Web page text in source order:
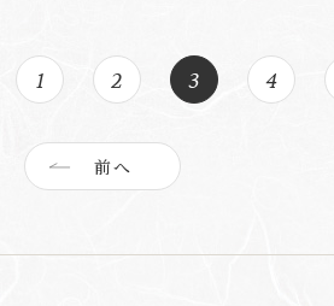
前へ
1 2 3 4